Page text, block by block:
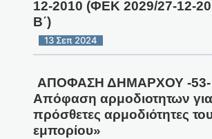
12-2010 (ΦΕΚ 2029/27-12-
Β΄)
13 Σεπ 2024
ΑΠΟΦΑΣΗ ΔΗΜΑΡΧΟΥ -53-
Απόφαση αρμοδιοτητων για
πρόσθετες αρμοδιότητες
εμπορίου»